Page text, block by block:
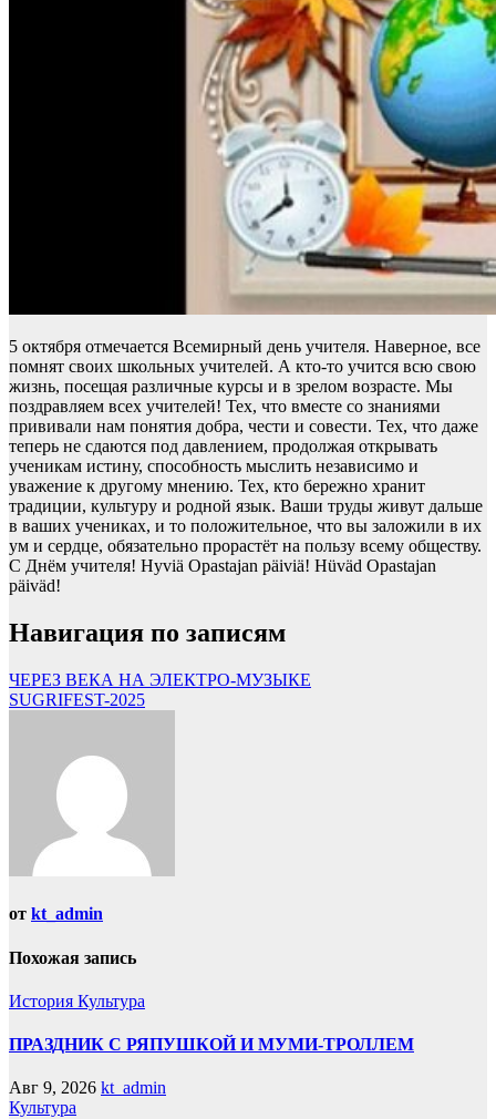
5 октября отмечается Всемирный день учителя. Наверное, все
помнят своих школьных учителей. А кто-то учится всю свою
жизнь, посещая различные курсы и в зрелом возрасте. Мы
поздравляем всех учителей! Тех, что вместе со знаниями
прививали нам понятия добра, чести и совести. Тех, что даже
теперь не сдаются под давлением, продолжая открывать
ученикам истину, способность мыслить независимо и
уважение к другому мнению. Тех, кто бережно хранит
традиции, культуру и родной язык. Ваши труды живут дальше
в ваших учениках, и то положительное, что вы заложили в их
ум и сердце, обязательно прорастёт на пользу всему обществу.
С Днём учителя! Hyviä Opastajan päiviä! Hüväd Opastajan
päiväd!
Навигация по записям
ЧЕРЕЗ ВЕКА НА ЭЛЕКТРО-МУЗЫКЕ
SUGRIFEST-2025
от kt_admin
Похожая запись
История Культура
ПРАЗДНИК С РЯПУШКОЙ И МУМИ-ТРОЛЛЕМ
Авг 9, 2026 kt_admin
Культура